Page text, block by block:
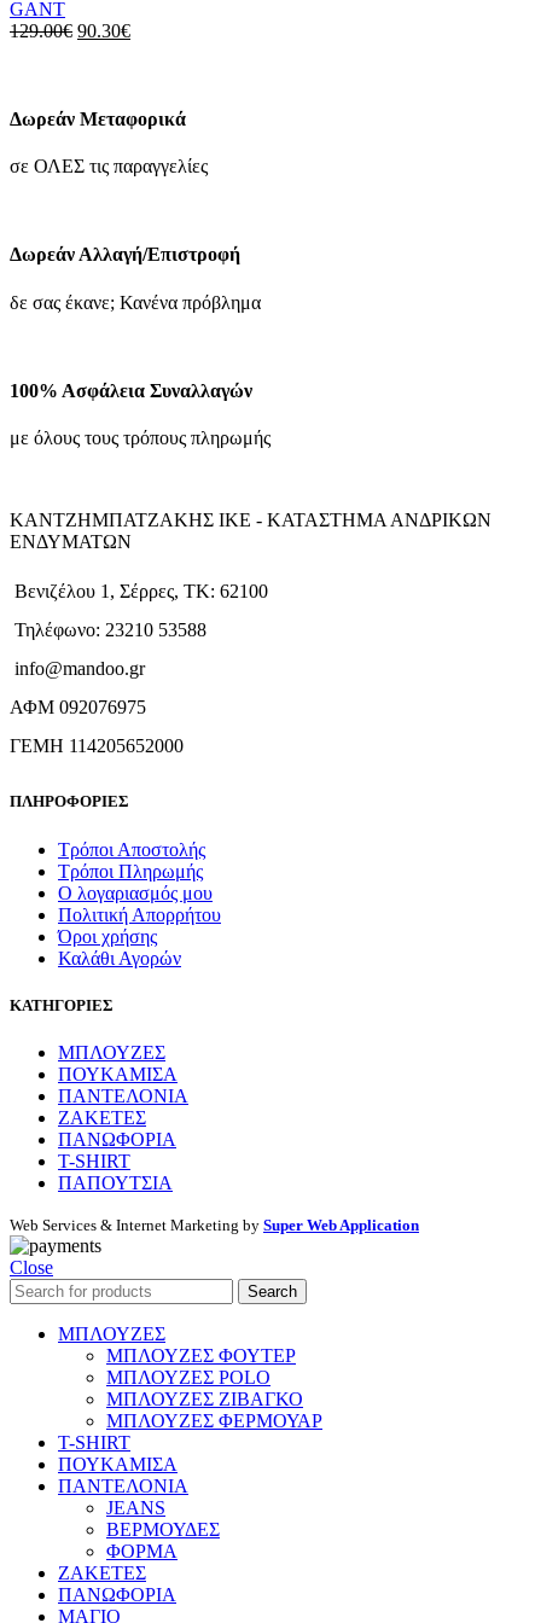
Οι
επιλογές
επιλεγούν
στη
του
GANT
129.00€ Original
90.30€Η
90.30€.
Δωρεάν Μεταφορικά
σε ΟΛΕΣ τις παραγγελίες
Δωρεάν Αλλαγή/Επιστροφή
δε σας έκανε; Κανένα πρόβλημα
100% Ασφάλεια Συναλλαγών
με όλους τους τρόπους πληρωμής
ΚΑΝΤΖΗΜΠΑΤΖΑΚΗΣ ΙΚΕ - ΚΑΤΑΣΤΗΜΑ ΑΝΔΡΙΚΩΝ
ΕΝΔΥΜΑΤΩΝ
Βενιζέλου 1, Σέρρες, ΤΚ: 62100
Τηλέφωνο: 23210 53588
info@mandoo.gr
ΑΦΜ 092076975
ΓΕΜΗ 114205652000
ΠΛΗΡΟΦΟΡΙΕΣ
Τρόποι Αποστολής
Τρόποι Πληρωμής
Ο λογαριασμός μου
Πολιτική Απορρήτου
Όροι χρήσης
Καλάθι Αγορών
ΚΑΤΗΓΟΡΙΕΣ
ΜΠΛΟΥΖΕΣ
ΠΟΥΚΑΜΙΣΑ
ΠΑΝΤΕΛΟΝΙΑ
ΖΑΚΕΤΕΣ
ΠΑΝΩΦΟΡΙΑ
T-SHIRT
ΠΑΠΟΥΤΣΙΑ
Web Services & Internet Marketing by Super Web Application
Close
Search
ΜΠΛΟΥΖΕΣ
ΜΠΛΟΥΖΕΣ ΦΟΥΤΕΡ
ΜΠΛΟΥΖΕΣ POLO
ΜΠΛΟΥΖΕΣ ΖΙΒΑΓΚΟ
ΜΠΛΟΥΖΕΣ ΦΕΡΜΟΥΑΡ
T-SHIRT
ΠΟΥΚΑΜΙΣΑ
ΠΑΝΤΕΛΟΝΙΑ
JEANS
ΒΕΡΜΟΥΔΕΣ
ΦΟΡΜΑ
ΖΑΚΕΤΕΣ
ΠΑΝΩΦΟΡΙΑ
ΜΑΓΙΟ